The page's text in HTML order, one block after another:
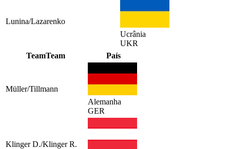
Lunina/Lazarenko
Ucrânia
UKR
TeamTeam País
Müller/Tillmann
Alemanha
GER
Klinger D./Klinger R.